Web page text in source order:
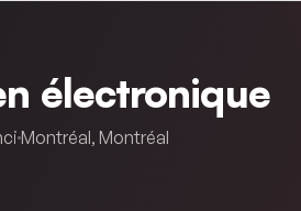
électronique
Montréal, Montréal